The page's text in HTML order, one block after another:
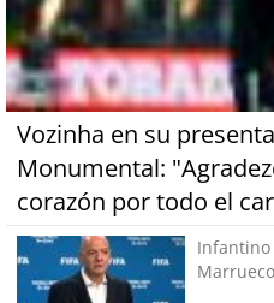
Vozinha en su
Monumental:
corazón por todo el
grande de Chile"